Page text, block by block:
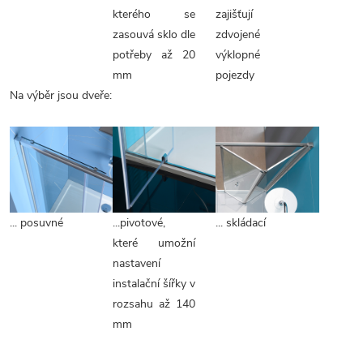
kterého se
zasouvá sklo dle
potřeby až 20
mm
zajišťují
zdvojené
výklopné
pojezdy
Na výběr jsou dveře:
... posuvné
...pivotové,
které umožní
nastavení
instalační šířky v
rozsahu až 140
mm
... skládací